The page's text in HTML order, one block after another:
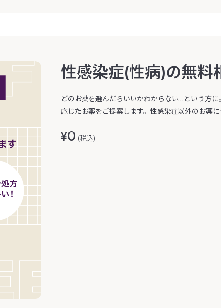
性感染症(性病)の無料
どのお薬を選んだらいいかわからない…という方
応じたお薬をご提案します。性感染症以外のお薬
¥0 (税込)